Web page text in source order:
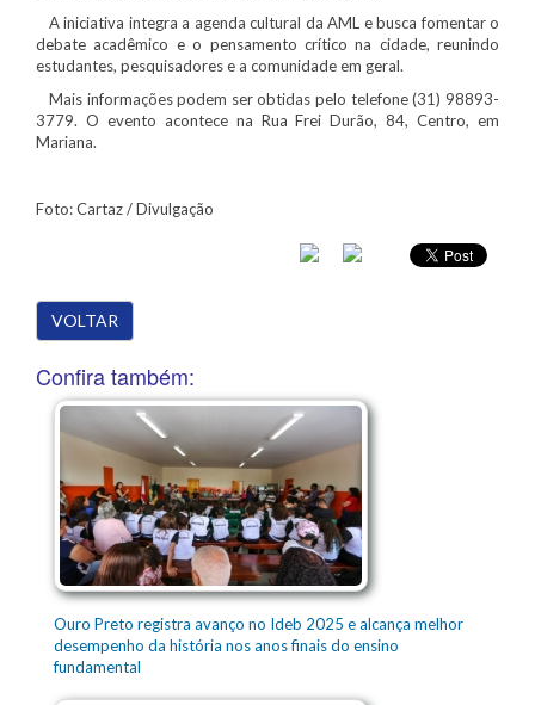
A iniciativa integra a agenda cultural da AML e busca fomentar o
debate acadêmico e o pensamento crítico na cidade, reunindo
estudantes, pesquisadores e a comunidade em geral.
Mais informações podem ser obtidas pelo telefone (31) 98893-
3779. O evento acontece na Rua Frei Durão, 84, Centro, em
Mariana.
Foto: Cartaz / Divulgação
VOLTAR
Confira também:
Ouro Preto registra avanço no Ideb 2025 e alcança melhor
desempenho da história nos anos finais do ensino
fundamental